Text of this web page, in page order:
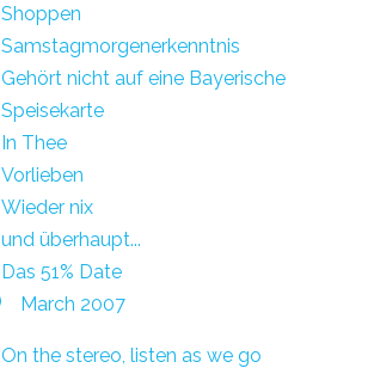
Shoppen
Samstagmorgenerkenntnis
Gehört nicht auf eine Bayerische
Speisekarte
In Thee
Vorlieben
Wieder nix
und überhaupt...
Das 51% Date
March 2007
On the stereo, listen as we go